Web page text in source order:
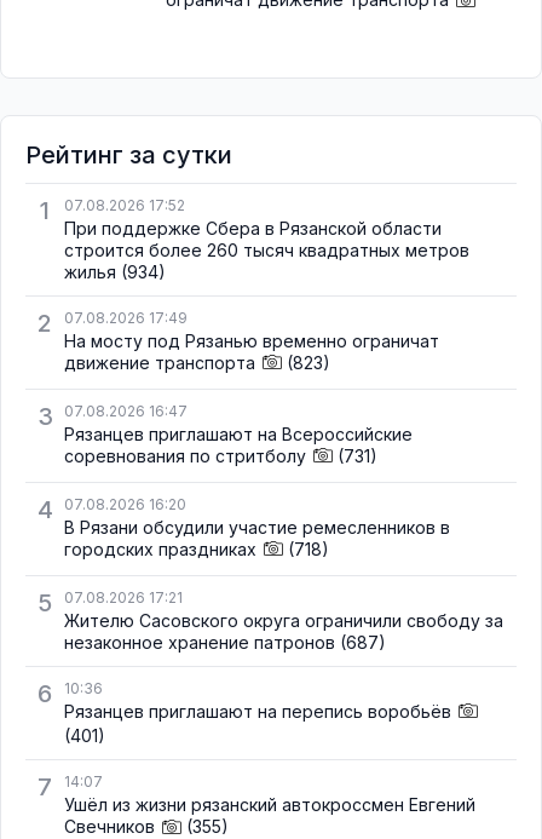
Рейтинг за сутки
1
07.08.2026 17:52
При поддержке Сбера в Рязанской области
строится более 260 тысяч квадратных метров
жилья (934)
2 07.08.2026 17:49
На мосту под Рязанью временно ограничат
движение транспорта
(823)
3 07.08.2026 16:47
Рязанцев приглашают на Всероссийские
соревнования по стритболу
(731)
4 07.08.2026 16:20
В Рязани обсудили участие ремесленников в
городских праздниках
(718)
5 07.08.2026 17:21
Жителю Сасовского округа ограничили свободу за
незаконное хранение патронов (687)
6 10:36
Рязанцев приглашают на перепись воробьёв
(401)
7 14:07
Ушёл из жизни рязанский автокроссмен Евгений
Свечников
(355)